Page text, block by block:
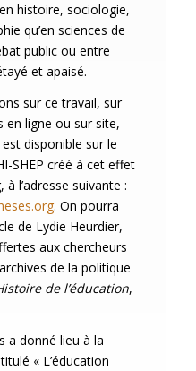
histoire, sociologie,
qu’en sciences de
public ou entre
et apaisé.
sur ce travail, sur
en ligne ou sur site,
disponible sur le
SHEP créé à cet effet
l’adresse suivante :
. On pourra
de Lydie Heurdier,
aux chercheurs
de la politique
de l’éducation,
a donné lieu à la
« L’éducation